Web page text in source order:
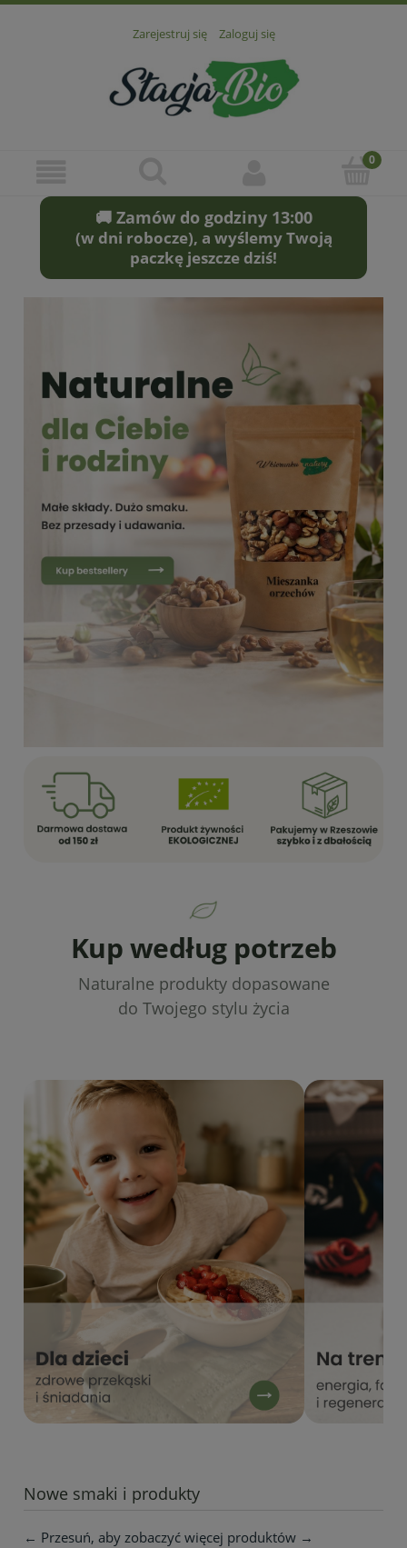
Zarejestruj się Zaloguj się
🚚 Zamów do godziny 13:00
(w dni robocze), a wyślemy Twoją
paczkę jeszcze dziś!
Kup według potrzeb
Naturalne produkty dopasowane
do Twojego stylu życia
Nowe smaki i produkty
← Przesuń, aby zobaczyć więcej produktów →